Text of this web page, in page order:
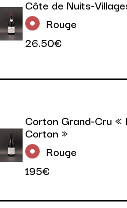
Côte de Nuits-
Rouge
26.50€
Corton Grand-Cru «
Corton »
Rouge
195€